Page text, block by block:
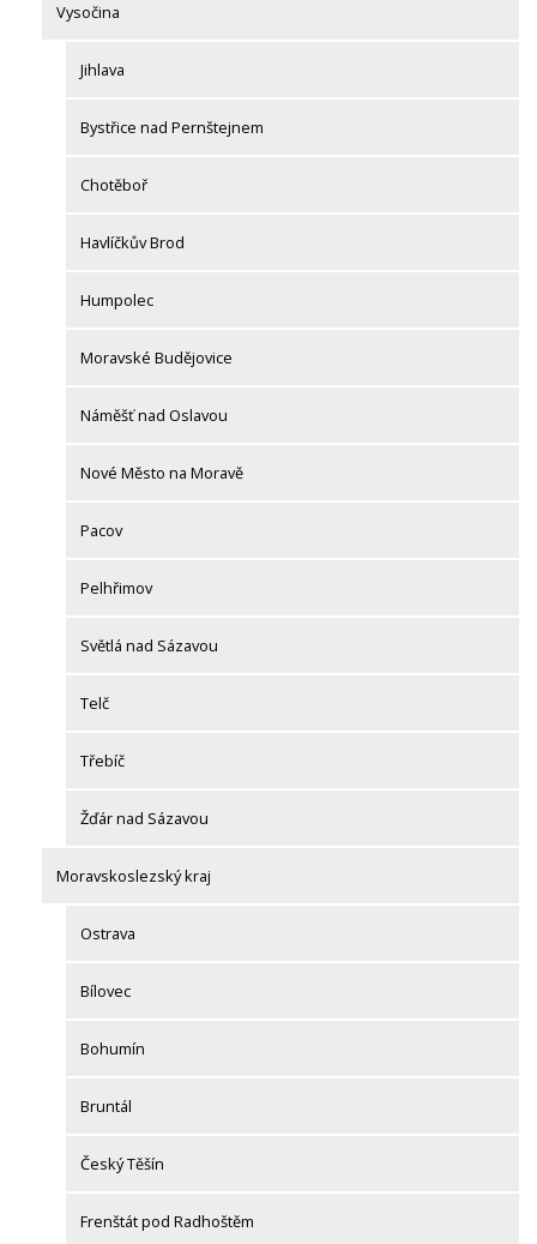
Vysočina
Jihlava
Bystřice nad Pernštejnem
Chotěboř
Havlíčkův Brod
Humpolec
Moravské Budějovice
Náměšť nad Oslavou
Nové Město na Moravě
Pacov
Pelhřimov
Světlá nad Sázavou
Telč
Třebíč
Žďár nad Sázavou
Moravskoslezský kraj
Ostrava
Bílovec
Bohumín
Bruntál
Český Těšín
Frenštát pod Radhoštěm